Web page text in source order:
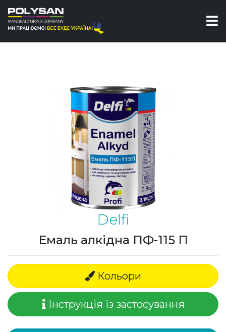
Емалі
Алкідна емаль
Емаль алкідна ПФ-115 П Delfi
Delfi
Емаль алкідна ПФ-115 П
Кольори
Інструкція із застосування